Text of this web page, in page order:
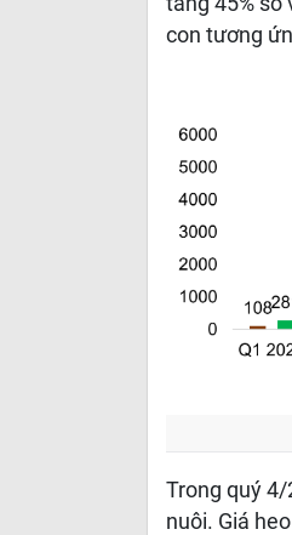
con tương
Trong quý
nuôi. Giá